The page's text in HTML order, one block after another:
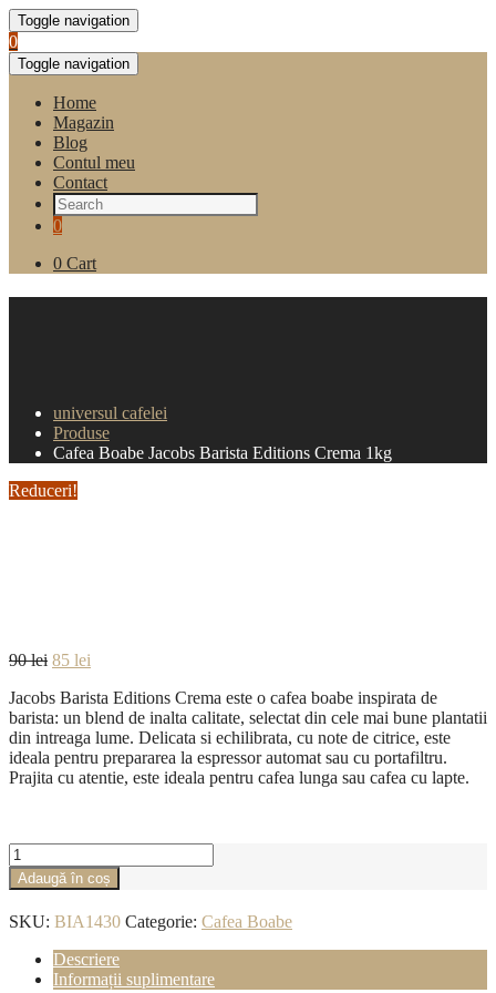
Toggle navigation
0
Toggle navigation
Home
Magazin
Blog
Contul meu
Contact
0
0 Cart
1kg
universul cafelei
Produse
Cafea Boabe Jacobs Barista Editions Crema 1kg
Barista Editions Crema
1kg
90lei Prețul
inițial
90 lei.
85leiPrețul
curent
din intreaga lume. Delicata si echilibrata, cu note de citrice, este
ideala pentru prepararea la espressor automat sau cu portafiltru.
Prajita cu atentie, este ideala pentru cafea lunga sau cafea cu lapte.
Cantitate
Cafea
Adaugă în coș